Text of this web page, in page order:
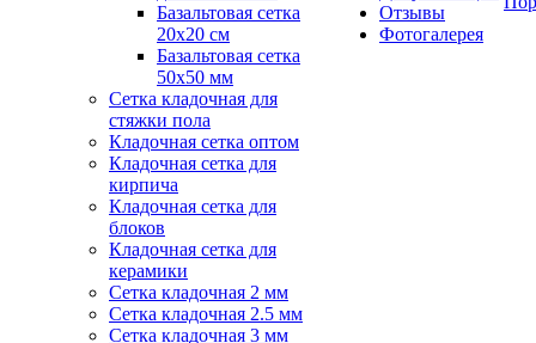
Базальтовая сетка
20x20 см
Базальтовая сетка
50x50 мм
Сетка кладочная для
стяжки пола
Кладочная сетка оптом
Кладочная сетка для
кирпича
Кладочная сетка для
блоков
Кладочная сетка для
керамики
Сетка кладочная 2 мм
Сетка кладочная 2.5 мм
Сетка кладочная 3 мм
Отзывы
Фотогалерея